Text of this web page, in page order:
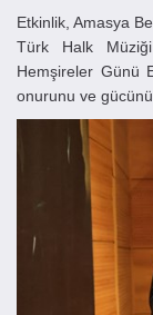
Etkinlik, Amasya
Türk Halk
Hemşireler Günü
onurunu ve